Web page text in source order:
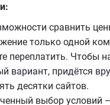
сравнить
только одной
переплатить. Чтобы
вариант, придётся
десятки сайтов.
выбор условий